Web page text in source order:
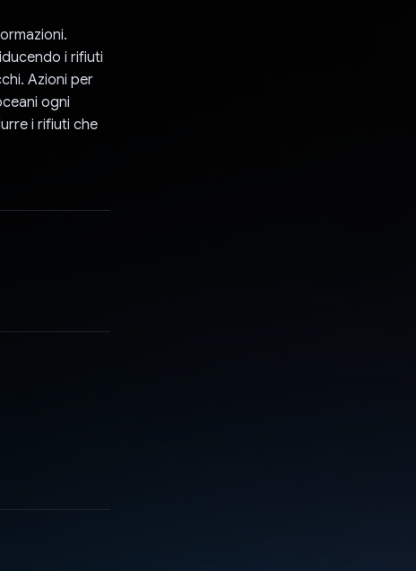
i rifiuti
Azioni per
ogni
i rifiuti che